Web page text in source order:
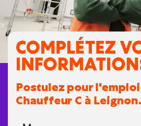
COMPLÉTEZ
Postulez pour l'emploi
Chauffeur C à Leignon.